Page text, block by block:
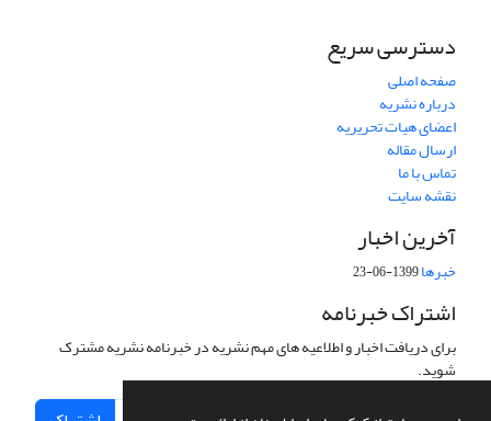
دسترسی سریع
صفحه اصلی
درباره نشریه
اعضای هیات تحریریه
ارسال مقاله
تماس با ما
نقشه سایت
آخرین اخبار
خبرها1399-06-23
اشتراک خبرنامه
برای دریافت اخبار و اطلاعیه های مهم نشریه در خبرنامه نشریه مشترک
شوید.